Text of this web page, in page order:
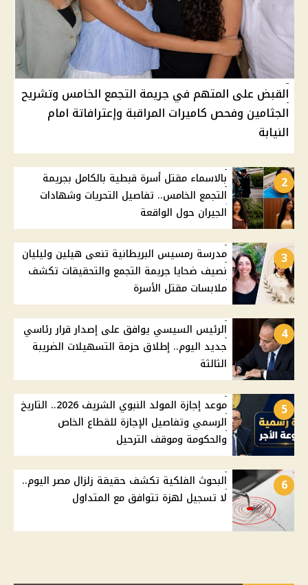
القبض على المتهم في جريمة التجمع الخامس وتشريح
الجثامين وفحص كاميرات المراقبة وإعترافاتة امام
النيابة
2
بالاسماء مقتل أسرة قبطية بالكامل بجريمة
التجمع الخامس.. تفاصيل التحريات وشهادات
الجيران حول الواقعة
3
مدرسة رمسيس البريطانية تنعى هيلين وليليان
نصيف ضحايا جريمة التجمع والتحقيقات تكشف
ملابسات مقتل الأسرة
4
الرئيس السيسي يوافق على إصدار قرار رئاسي
جديد اليوم.. إطلاق حزمة التسهيلات الضريبة
الثالثة
5
موعد إجازة المولد النبوي الشريف 2026.. التاريخ
الرسمي وتفاصيل الإجازة للقطاع الخاص
والحكومة وموقف الترحيل
6
البحوث الفلكية تكشف حقيقة زلزال مصر اليوم..
لا تسجيل لهزة تتوافق مع المتداول